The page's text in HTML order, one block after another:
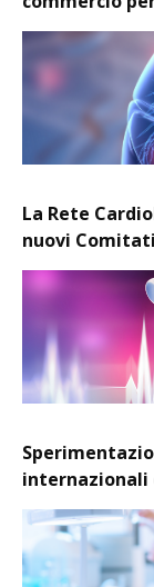
La Rete
nuovi
internazionali